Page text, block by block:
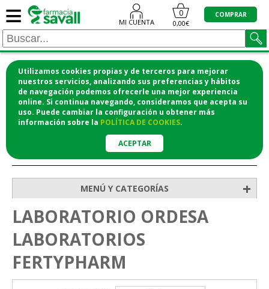
Utilizamos cookies propias y de terceros para mejorar
nuestros servicios, analizando sus preferencias y hábitos
de navegación podemos ofrecerle una mejor experiencia
online. Si continua navegando, consideramos que acepta su
uso. Puede cambiar la configuración u obtener más
información sobre la POLÍTICA DE COOKIES.
ACEPTAR
≡ MI CUENTA
0
0,00€
COMPRAR
¡COMPRA CÓMODAMENTE DESDE CASA Y RECOGE
EN LA FARMACIA!
o si lo prefieres te lo mandamos a casa
MENÚ Y CATEGORÍAS +
LABORATORIO ORDESA
LABORATORIOS
FERTYPHARM